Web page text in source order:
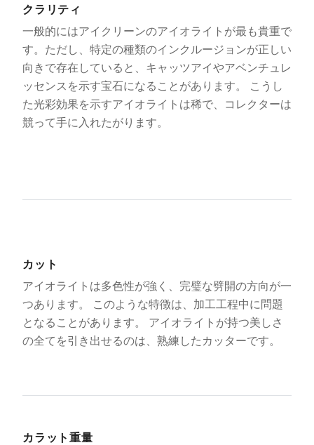
クラリティ
一般的にはアイクリーンのアイオライトが最も貴重で
す。ただし、特定の種類のインクルージョンが正しい
向きで存在していると、キャッツアイやアベンチュレ
ッセンスを示す宝石になることがあります。 こうし
た光彩効果を示すアイオライトは稀で、コレクターは
競って手に入れたがります。
カット
アイオライトは多色性が強く、完璧な劈開の方向が一
つあります。 このような特徴は、加工工程中に問題
となることがあります。 アイオライトが持つ美しさ
の全てを引き出せるのは、熟練したカッターです。
カラット重量